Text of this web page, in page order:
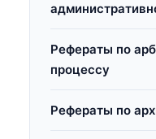
Рефераты по
процессу
Рефераты по